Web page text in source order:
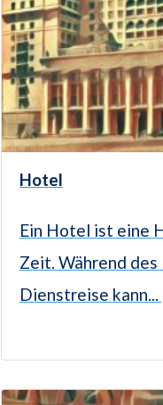
Hotel
Ein Hotel ist eine
Zeit. Während
Dienstreise kann...